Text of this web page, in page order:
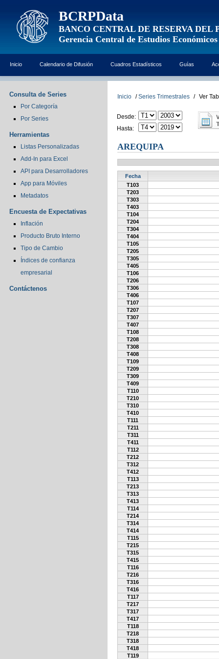
BCRPData
BANCO CENTRAL DE RESERVA DEL
Gerencia Central de Estudios Económicos
Inicio Calendario de Difusión Cuadros Estadísticos Guías
Consulta de Series
Por Categoría
Por Series
Herramientas
Listas Personalizadas
Add-In para Excel
API para Desarrolladores
App para Móviles
Metadatos
Encuesta de Expectativas
Inflación
Producto Bruto Interno
Tipo de Cambio
Índices de confianza
empresarial
Contáctenos
Inicio / Series Trimestrales / Ver
Desde:
Hasta:
AREQUIPA
Fecha
T103
T203
T303
T403
T104
T204
T304
T404
T105
T205
T305
T405
T106
T206
T306
T406
T107
T207
T307
T407
T108
T208
T308
T408
T109
T209
T309
T409
T110
T210
T310
T410
T111
T211
T311
T411
T112
T212
T312
T412
T113
T213
T313
T413
T114
T214
T314
T414
T115
T215
T315
T415
T116
T216
T316
T416
T117
T217
T317
T417
T118
T218
T318
T418
T119